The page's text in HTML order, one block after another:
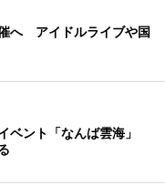
へ アイドルライブや国
ベント「なんば雲海」